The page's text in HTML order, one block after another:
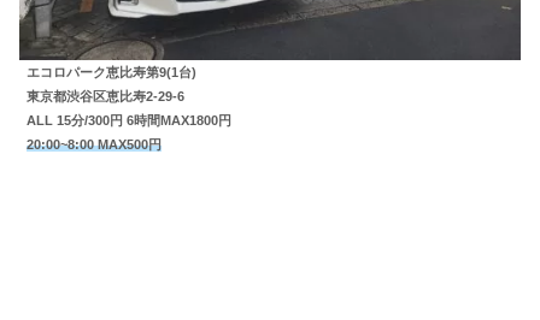
エコロパーク恵比寿第9(1台)
東京都渋谷区恵比寿2-29-6
ALL 15分/300円 6時間MAX1800円
20:00~8:00 MAX500円